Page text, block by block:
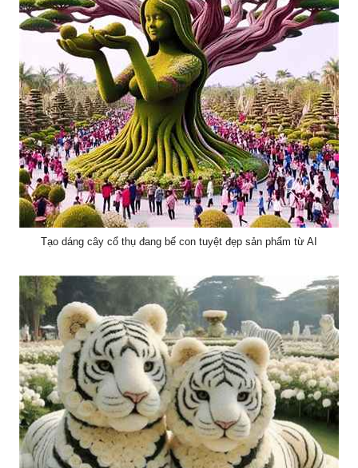
Tạo dáng cây cổ thụ đang bế con tuyệt đẹp sản phẩm từ AI